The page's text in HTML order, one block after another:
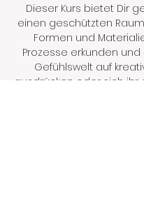
Dieser Kurs bietet Dir
einen geschützten
Formen und
Prozesse erkunden
Gefühlswelt auf
ausdrücken oder sich ihr